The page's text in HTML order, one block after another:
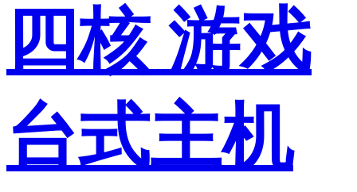
四核 游戏
台式主机